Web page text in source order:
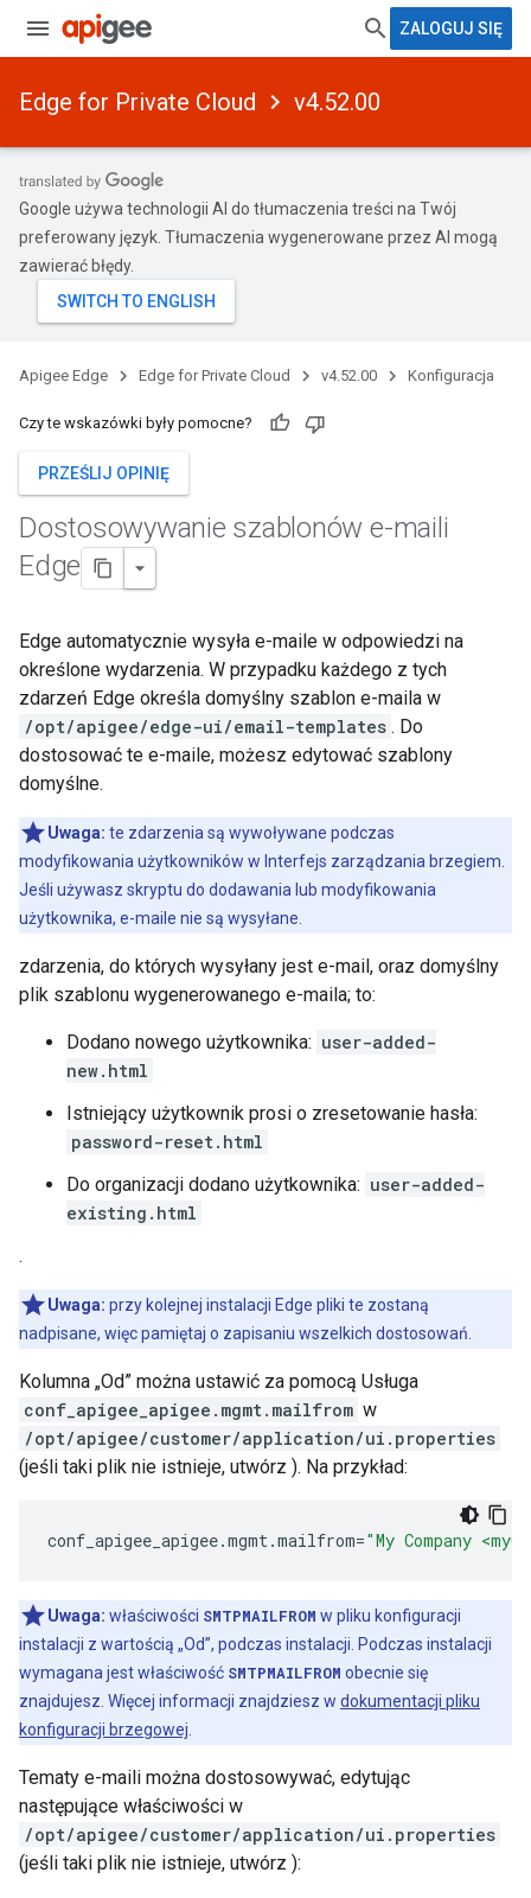
ZALOGUJ SIĘ
Edge for Private Cloud v4.52.00
Google używa technologii AI do tłumaczenia treści na Twój
preferowany język. Tłumaczenia wygenerowane przez AI mogą
zawierać błędy.
Apigee Edge Edge for Private Cloud v4.52.00 Konfiguracja
Czy te wskazówki były pomocne?
PRZEŚLIJ OPINIĘ
Dostosowywanie szablonów e-maili
Edge
Edge automatycznie wysyła e-maile w odpowiedzi na
określone wydarzenia. W przypadku każdego z tych
zdarzeń Edge określa domyślny szablon e-maila w
/opt/apigee/edge-ui/email-templates . Do
dostosować te e-maile, możesz edytować szablony
domyślne.
Uwaga: te zdarzenia są wywoływane podczas
modyfikowania użytkowników w Interfejs zarządzania brzegiem.
Jeśli używasz skryptu do dodawania lub modyfikowania
użytkownika, e-maile nie są wysyłane.
zdarzenia, do których wysyłany jest e-mail, oraz domyślny
plik szablonu wygenerowanego e-maila; to:
Dodano nowego użytkownika: user-added-
new.html
Istniejący użytkownik prosi o zresetowanie hasła:
password-reset.html
Do organizacji dodano użytkownika: user-added-
existing.html
.
Uwaga: przy kolejnej instalacji Edge pliki te zostaną
nadpisane, więc pamiętaj o zapisaniu wszelkich dostosowań.
Kolumna „Od” można ustawić za pomocą Usługa
conf_apigee_apigee.mgmt.mailfrom w
/opt/apigee/customer/application/ui.properties
(jeśli taki plik nie istnieje, utwórz ). Na przykład:
conf_apigee_apigee.mgmt.mailfrom="My Company
Uwaga: właściwości SMTPMAILFROM w pliku konfiguracji
instalacji z wartością „Od”, podczas instalacji. Podczas instalacji
wymagana jest właściwość SMTPMAILFROM obecnie się
znajdujesz. Więcej informacji znajdziesz w dokumentacji pliku
konfiguracji brzegowej
Tematy e-maili można dostosowywać, edytując
następujące właściwości w
/opt/apigee/customer/application/ui.properties
(jeśli taki plik nie istnieje, utwórz ):